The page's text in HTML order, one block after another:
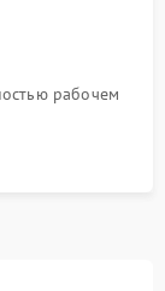
рабочем